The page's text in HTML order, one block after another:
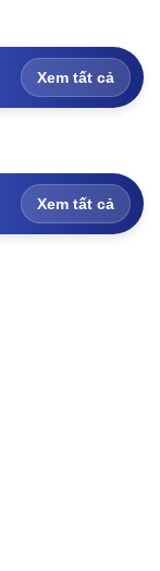
Xem tất cả
Xem tất cả